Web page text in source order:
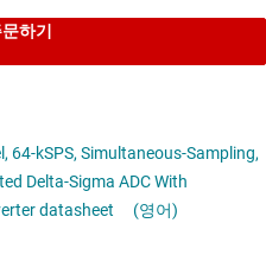
하기
64-kSPS, Simultaneous-Sampling,
Integrated DC/DC Converter datasheet
(영어)